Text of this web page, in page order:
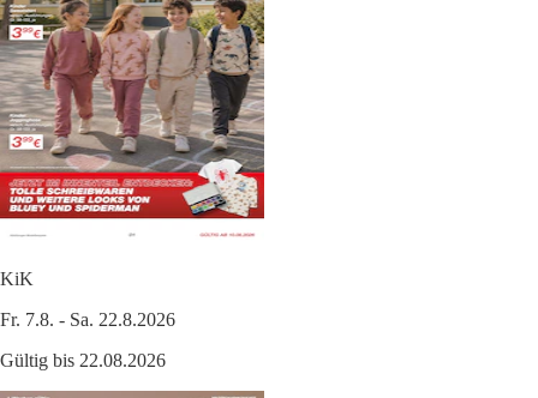
KiK
Fr. 7.8. - Sa. 22.8.2026
Gültig bis 22.08.2026